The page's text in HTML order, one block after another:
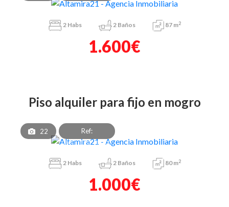
2Habs 2Baños 87 m2
1.600€
piso alquiler para fijo en mogro
22
Ref:
PAF_OEA_8303
2Habs 2Baños 80 m2
1.000€